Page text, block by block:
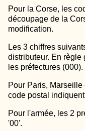
Pour la Corse, les
découpage de la
modification.
Les 3 chiffres
distributeur. En règle
les préfectures (000).
Pour Paris,
code postal
Pour l'armée, les 2
'00'.